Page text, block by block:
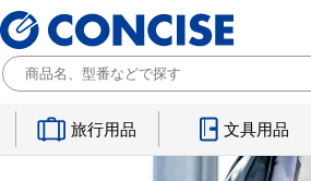
旅行用品 文具用品